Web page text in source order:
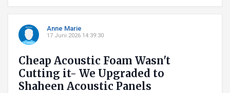
Anne Marie
17 Juni 2026 14:39:30
Cheap Acoustic Foam Wasn't
Cutting it- We Upgraded to
Shaheen Acoustic Panels